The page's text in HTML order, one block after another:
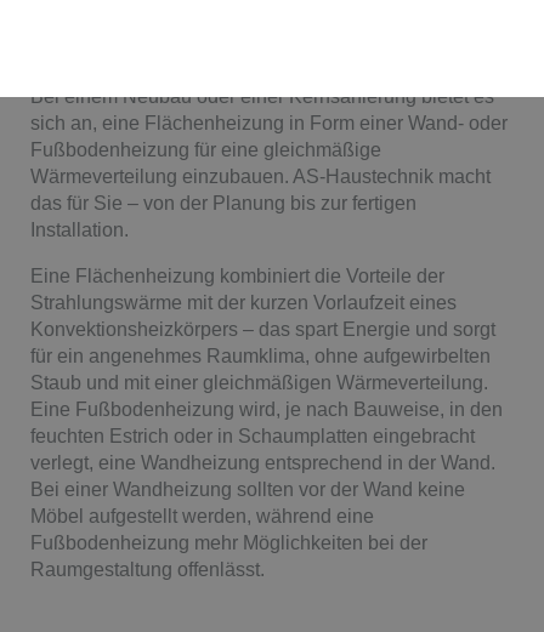
Bei einem Neubau oder einer Kernsanierung bietet es
sich an, eine Flächenheizung in Form einer Wand- oder
Fußbodenheizung für eine gleichmäßige
Wärmeverteilung einzubauen. AS-Haustechnik macht
das für Sie – von der Planung bis zur fertigen
Installation.
Eine Flächenheizung kombiniert die Vorteile der
Strahlungswärme mit der kurzen Vorlaufzeit eines
Konvektionsheizkörpers – das spart Energie und sorgt
für ein angenehmes Raumklima, ohne aufgewirbelten
Staub und mit einer gleichmäßigen Wärmeverteilung.
Eine Fußbodenheizung wird, je nach Bauweise, in den
feuchten Estrich oder in Schaumplatten eingebracht
verlegt, eine Wandheizung entsprechend in der Wand.
Bei einer Wandheizung sollten vor der Wand keine
Möbel aufgestellt werden, während eine
Fußbodenheizung mehr Möglichkeiten bei der
Raumgestaltung offenlässt.